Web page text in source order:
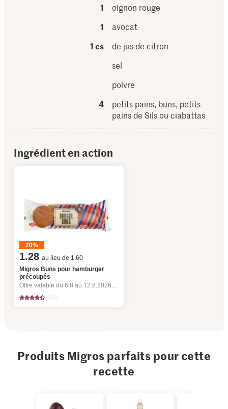
1
oignon rouge
1
avocat
1 cs
de jus de citron
sel
poivre
4
petits pains, buns, petits
pains de Sils ou ciabattas
Ingrédient en action
20%
1.28 au lieu de 1.60
Migros Buns pour hamburger
précoupés
Offre valable du 6.8 au 12.8.2026, jusqu’à épuisement du stock.
Produits Migros parfaits pour cette
recette